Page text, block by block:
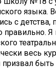
языка.
с
Я
весь